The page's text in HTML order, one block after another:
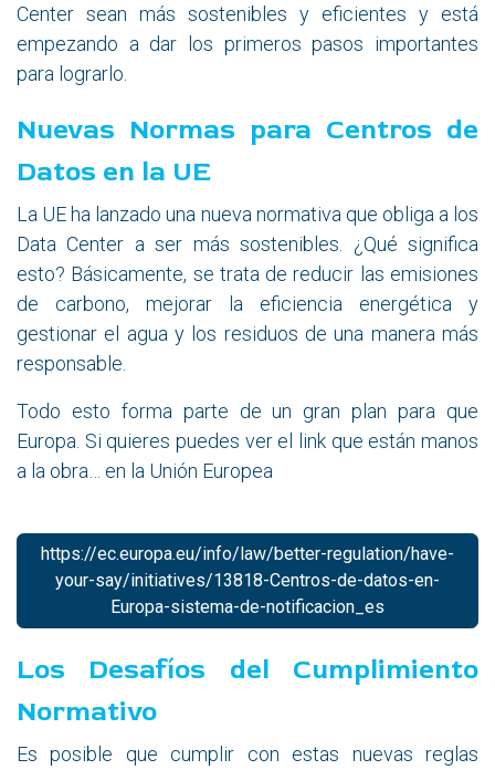
Center sean más sostenibles y eficientes y está
empezando a dar los primeros pasos importantes
para lograrlo.
​Nuevas Normas para Centros de
Datos en la UE
La UE ha lanzado una nueva normativa que obliga a los
Data Center a ser más sostenibles. ¿Qué significa
esto? Básicamente, se trata de reducir las emisiones
de carbono, mejorar la eficiencia energética y
gestionar el agua y los residuos de una manera más
responsable.
Todo esto forma parte de un gran plan para que
Europa. Si quieres puedes ver el link que están manos
a la obra… en la Unión Europea
https://ec.europa.eu/info/law/better-regulation/have-
your-say/initiatives/13818-Centros-de-datos-en-
Europa-sistema-de-notificacion_es
Los Desafíos del Cumplimiento
Normativo
Es posible que cumplir con estas nuevas reglas